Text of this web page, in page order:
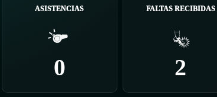
ASISTENCIAS
0
FALTAS RECIBIDAS
2